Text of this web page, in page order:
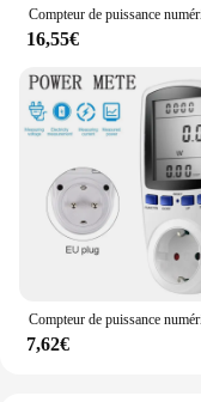
16,55€
7,62€